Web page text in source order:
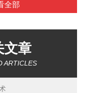
全部
文章
ARTICLES